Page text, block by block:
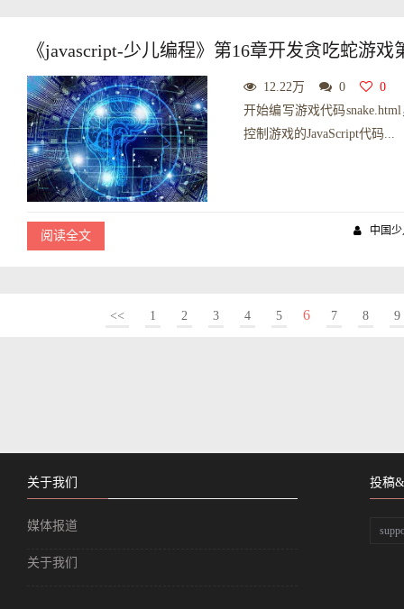
《javascript-少儿编程》第16章开发贪吃蛇游戏
12.22万 0 0
开始编写游戏代码
控制游戏的JavaScript代码...
阅读全文 中国
<< 1 2 3 4 5 6 7 8 9
关于我们
媒体报道
关于我们
投稿